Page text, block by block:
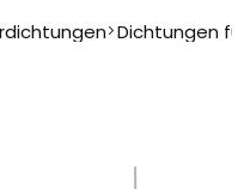
Dichtungen